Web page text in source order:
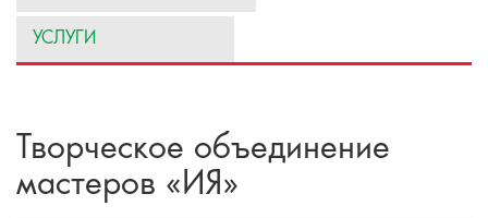
УСЛУГИ
Творческое объединение
мастеров «ИЯ»